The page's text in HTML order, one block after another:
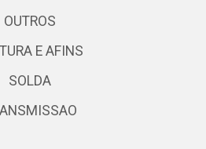
OUTROS
E AFINS
SOLDA